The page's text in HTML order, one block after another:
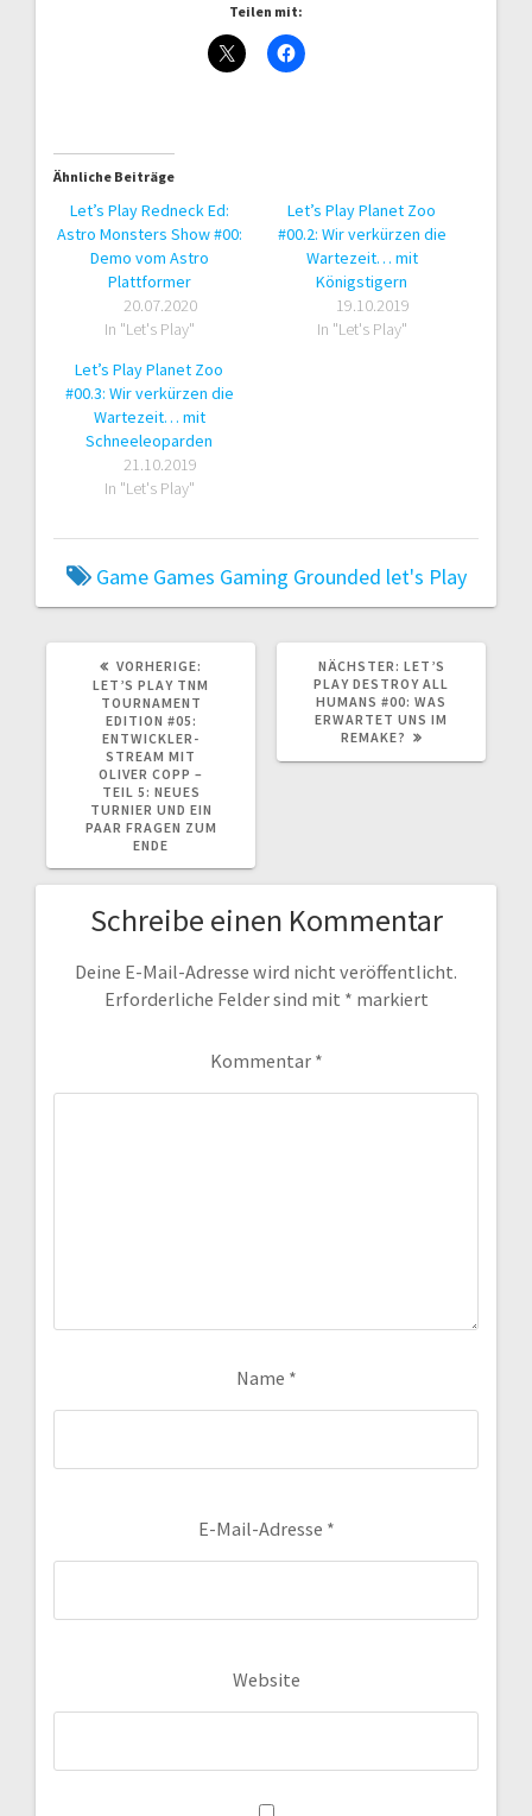
Teilen mit:
Ähnliche Beiträge
Let’s Play Redneck Ed:
Astro Monsters Show #00:
Demo vom Astro
Plattformer
20.07.2020
In "Let's Play"
Let’s Play Planet Zoo
#00.2: Wir verkürzen die
Wartezeit… mit
Königstigern
19.10.2019
In "Let's Play"
Let’s Play Planet Zoo
#00.3: Wir verkürzen die
Wartezeit… mit
Schneeleoparden
21.10.2019
In "Let's Play"
Game Games Gaming Grounded let's Play
VORHERIGE:
BEITRAG:
LET’S PLAY TNM
TOURNAMENT
EDITION #05:
ENTWICKLER-
STREAM MIT
OLIVER COPP –
TEIL 5: NEUES
TURNIER UND EIN
PAAR FRAGEN ZUM
ENDE
NÄCHSTER: NÄCHSTER
BEITRAG:
LET’S
PLAY DESTROY ALL
HUMANS #00: WAS
ERWARTET UNS IM
REMAKE?
Schreibe einen Kommentar
Deine E-Mail-Adresse wird nicht veröffentlicht.
Erforderliche Felder sind mit * markiert
Kommentar *
Name *
E-Mail-Adresse *
Website